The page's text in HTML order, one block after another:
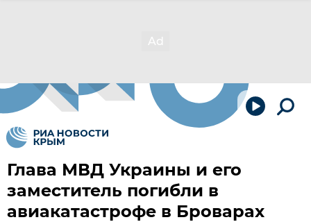
Глава МВД Украины и его
заместитель погибли в
авиакатастрофе в Броварах